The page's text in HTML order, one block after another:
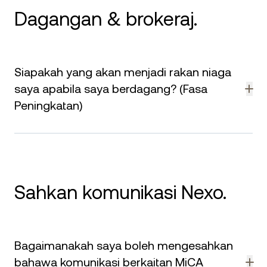
Dagangan & brokeraj.
Siapakah yang akan menjadi rakan niaga
saya apabila saya berdagang? (Fasa
Peningkatan)
Kami sedang dalam fasa peningkatan dan memuktamadkan
infrastruktur brokeraj di sebalik dagangan anda. DLT Finance
dilesenkan di bawah MiCAR dan MiFID II.
Sahkan komunikasi Nexo.
Bagaimanakah saya boleh mengesahkan
bahawa komunikasi berkaitan MiCA